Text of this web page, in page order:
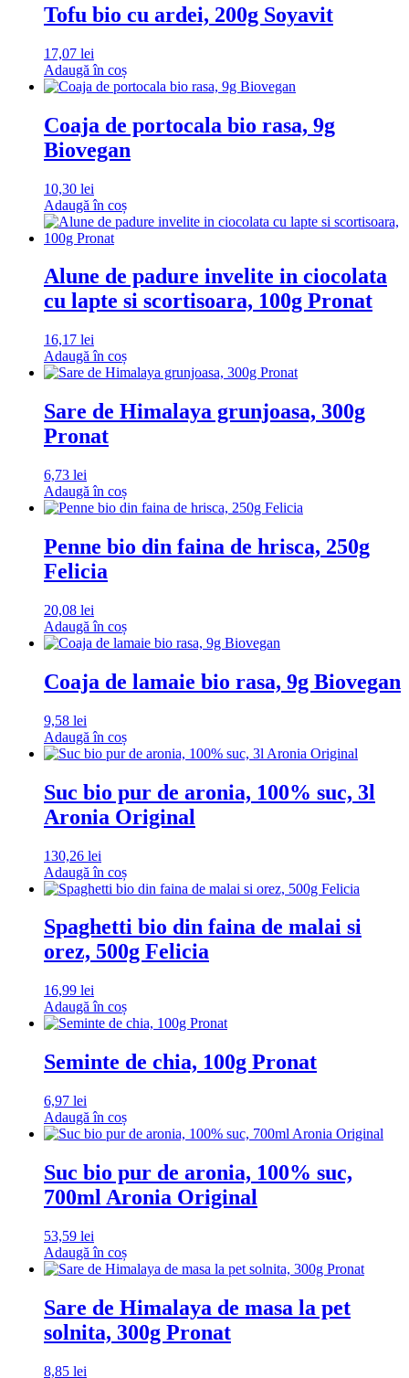
Tofu bio cu ardei, 200g Soyavit
17,07 lei
Adaugă în coș
Coaja de portocala bio rasa, 9g
Biovegan
10,30 lei
Adaugă în coș
Alune de padure invelite in ciocolata
cu lapte si scortisoara, 100g Pronat
16,17 lei
Adaugă în coș
Sare de Himalaya grunjoasa, 300g
Pronat
6,73 lei
Adaugă în coș
Penne bio din faina de hrisca, 250g
Felicia
20,08 lei
Adaugă în coș
Coaja de lamaie bio rasa, 9g Biovegan
9,58 lei
Adaugă în coș
Suc bio pur de aronia, 100% suc, 3l
Aronia Original
130,26 lei
Adaugă în coș
Spaghetti bio din faina de malai si
orez, 500g Felicia
16,99 lei
Adaugă în coș
Seminte de chia, 100g Pronat
6,97 lei
Adaugă în coș
Suc bio pur de aronia, 100% suc,
700ml Aronia Original
53,59 lei
Adaugă în coș
Sare de Himalaya de masa la pet
solnita, 300g Pronat
8,85 lei